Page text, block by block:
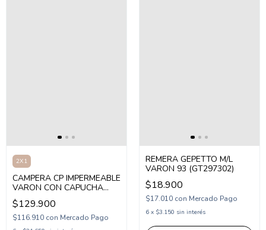
2X1
CAMPERA CP IMPERMEABLE
VARON CON CAPUCHA
ESTAMPADA (CP265510)
$129.900
$116.910 con Mercado Pago
REMERA GEPETTO M/L
VARON 93 (GT297302)
$18.900
$17.010 con Mercado Pago
6 x $3.150 sin interés